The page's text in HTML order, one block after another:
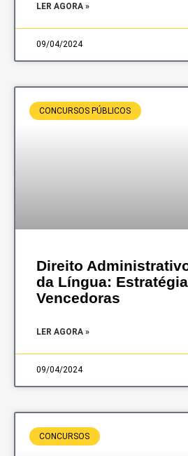
LER AGORA »
09/04/2024
CONCURSOS PÚBLICOS
Direito
da Língua:
Vencedoras
LER AGORA »
09/04/2024
CONCURSOS